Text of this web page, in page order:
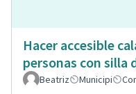
Hacer accesible
personas con silla
Beatriz Municipi